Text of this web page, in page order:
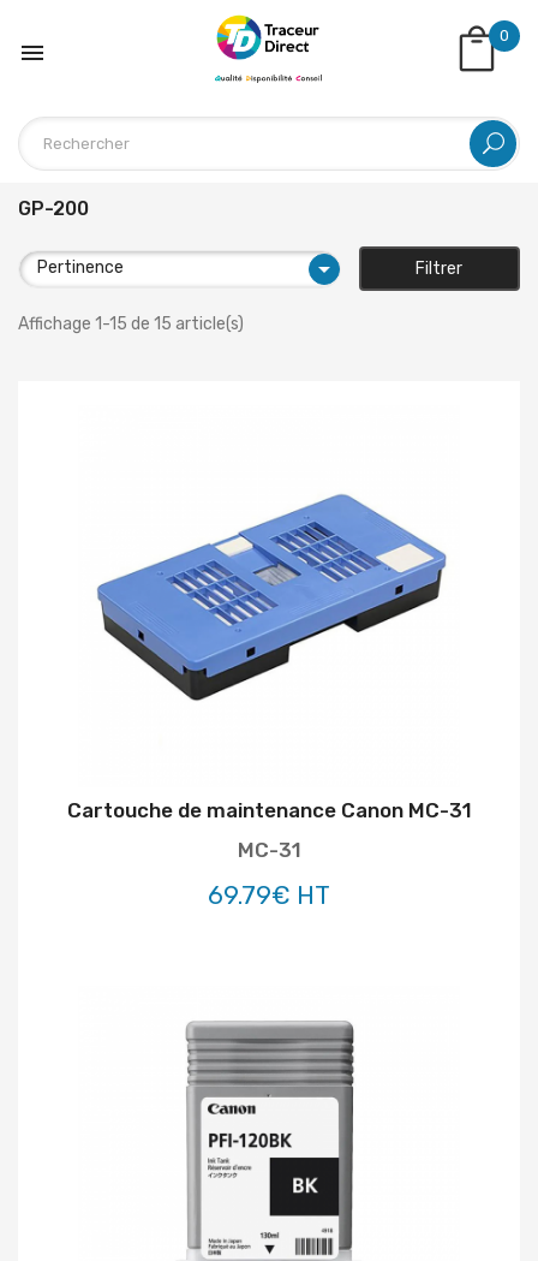

0
GP-200
Pertinence  Filtrer
Affichage 1-15 de 15 article(s)
Cartouche de maintenance Canon MC-31
MC-31
69.79€ HT